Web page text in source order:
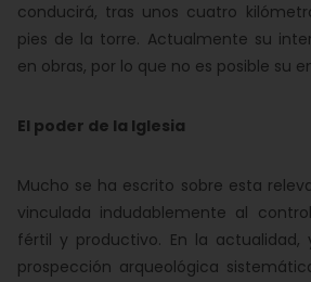
conducirá, tras unos cuatro
pies de la torre. Actualmente su
en obras, por lo que no es posible su
El poder de la Iglesia
Mucho se ha escrito sobre esta
vinculada indudablemente al
fértil y productivo. En la
prospección arqueológica